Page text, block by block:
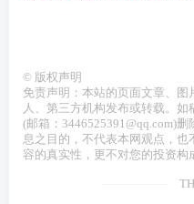
© 版权声明
免责声明：本站的页面文章、
人、第三方机构发布或转载。
(邮箱：3446525391@qq.com)
息之目的，不代表本网观点，
容的真实性，更不对您的投资构